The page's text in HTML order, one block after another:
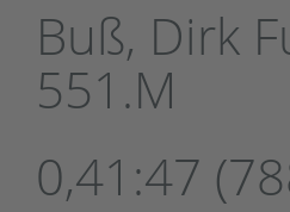
Buß, Dirk
551.M
0,41:47